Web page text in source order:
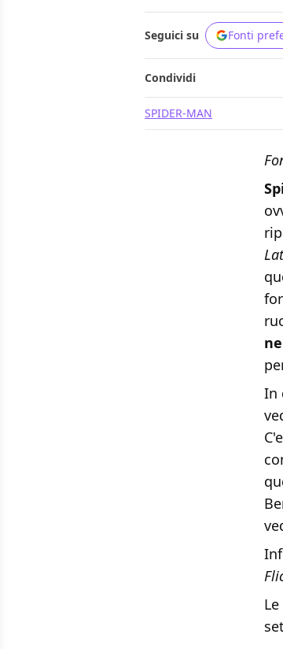
Seguici su Fonti
Condividi
SPIDER-MAN
In